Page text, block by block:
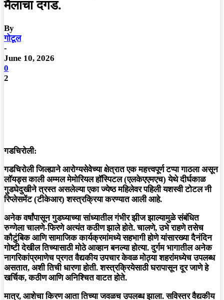
मैलाचा दगड.
By
गोटूल
-
June 10, 2026
0
2
गडचिरोली:
गडचिरोली जिल्ह्याने आरोग्यसेवेच्या क्षेत्रात एक महत्त्वपूर्ण टप्पा गाठला असून
लॉयड्स काली अम्मल मेमोरियल हॉस्पिटल (एलकेएएमएच) येथे दीर्घकाळ
गुडघेदुखीने त्रस्त असलेल्या एका ज्येष्ठ महिलेवर पहिली यशस्वी टोटल नी
रिप्लेसमेंट (टीकेआर) शस्त्रक्रिया करण्यात आली आहे.
अनेक वर्षांपासून गुडघ्याच्या सांध्यातील गंभीर झीज झाल्यामुळे संबंधित
रुग्णेला चालणे-फिरणे अत्यंत कठीण झाले होते. चालणे, उभे राहणे तसेच
कौटुंबिक आणि सामाजिक कार्यक्रमांमध्ये सहभागी होणे यांसारख्या दैनंदिन
गोष्टी देखील तिच्यासाठी मोठे आव्हान बनल्या होत्या. दुर्गम भागातील अनेक
नागरिकांप्रमाणेच प्रगत वैद्यकीय उपचार केवळ मोठ्या शहरांमध्येच उपलब्ध
असतात, अशी तिची धारणा होती. शस्त्रक्रियेसाठी घरापासून दूर जाणे हे
खर्चिक, कठीण आणि अनिश्चित वाटत होते.
मात्र, आशेचा किरण आता तिच्या जवळच उपलब्ध झाला. सविस्तर वैद्यकीय